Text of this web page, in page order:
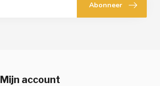
Abonneer
Mijn account